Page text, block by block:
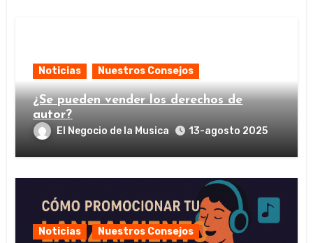
Noticias Nuestros Consejos
¿Se pueden vender los derechos de
autor?
El Negocio de la Musica 13-agosto 2025
Noticias Nuestros Consejos